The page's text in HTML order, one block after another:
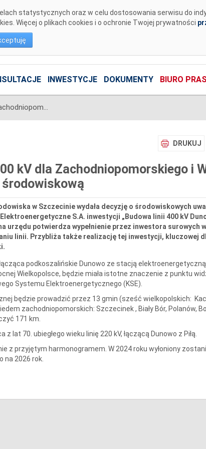
statystycznych oraz w celu dostosowania serwisu do
Więcej o plikach cookies i o ochronie Twojej prywatności
INWESTYCJE DOKUMENTY BIURO
Strategiczna linia 400 kV dla Zachodniopomorskiego i Wielkopolski z pozytywną decyzją środowiskową
DRUKUJ
kV dla Zachodniopomorskiego i
w Szczecinie wydała decyzję o środowiskowych
S.A. inwestycji „Budowa linii 400 kV
urzędu potwierdza wypełnienie przez inwestora surowych
linii. Przybliża także realizację tej inwestycji, kluczowej
podkoszalińskie Dunowo ze stacją
Wielkopolsce, będzie miała istotne znaczenie z punktu
Systemu Elektroenergetycznego (KSE).
będzie prowadzić przez 13 gmin (sześć wielkopolskich:
zachodniopomorskich: Szczecinek , Biały Bór, Polanów,
171 km.
lat 70. ubiegłego wieku linię 220 kV, łączącą Dunowo z Piłą.
z przyjętym harmonogramem. W 2024 roku wyłoniony
na 2026 rok.